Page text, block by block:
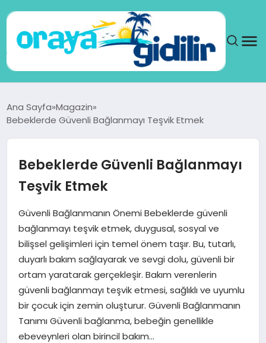
DÜNYA
SEYAHAT
TEKNOLOJI
YAŞAM
Ana Sayfa Magazin
Bebeklerde Güvenli Bağlanmayı Teşvik Etmek
Bebeklerde Güvenli Bağlanmayı
Teşvik Etmek
Güvenli Bağlanmanın Önemi Bebeklerde güvenli
bağlanmayı teşvik etmek, duygusal, sosyal ve
bilişsel gelişimleri için temel önem taşır. Bu, tutarlı,
duyarlı bakım sağlayarak ve sevgi dolu, güvenli bir
ortam yaratarak gerçekleşir. Bakım verenlerin
güvenli bağlanmayı teşvik etmesi, sağlıklı ve uyumlu
bir çocuk için zemin oluşturur. Güvenli Bağlanmanın
Tanımı Güvenli bağlanma, bebeğin genellikle
ebeveynleri olan birincil bakım…